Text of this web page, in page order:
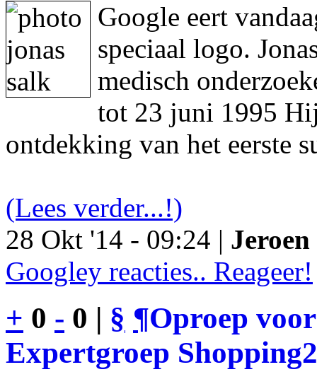
Google eert
speciaal logo.
medisch
tot 23 juni 1995
ontdekking van het eerste
(Lees verder...!)
28 Okt '14 - 09:24 |
Googley reacties.. Reageer!
+ 0 - 0 | § ¶Oproep
Expertgroep